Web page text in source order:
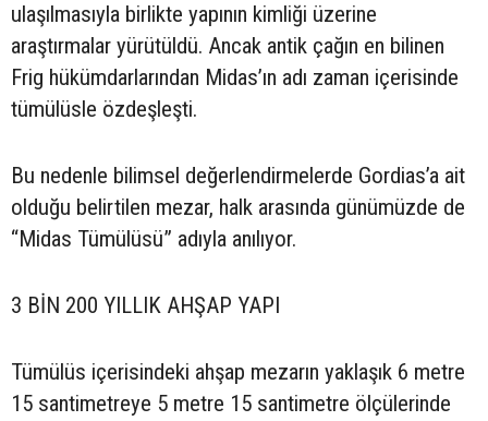
ulaşılmasıyla birlikte yapının kimliği üzerine
araştırmalar yürütüldü. Ancak antik çağın en bilinen
Frig hükümdarlarından Midas’ın adı zaman içerisinde
tümülüsle özdeşleşti.
Bu nedenle bilimsel değerlendirmelerde Gordias’a ait
olduğu belirtilen mezar, halk arasında günümüzde de
“Midas Tümülüsü” adıyla anılıyor.
3 BİN 200 YILLIK AHŞAP YAPI
Tümülüs içerisindeki ahşap mezarın yaklaşık 6 metre
15 santimetreye 5 metre 15 santimetre ölçülerinde